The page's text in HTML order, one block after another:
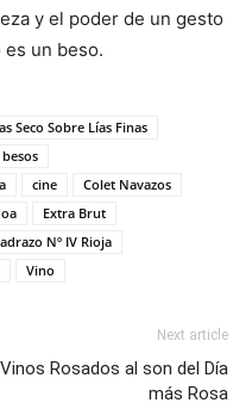
y el poder de un gesto
un beso.
Seco Sobre Lías Finas
besos
cine
Colet Navazos
Extra Brut
Nº IV Rioja
Vino
Next article
Vinos Rosados al son del Día
más Rosa